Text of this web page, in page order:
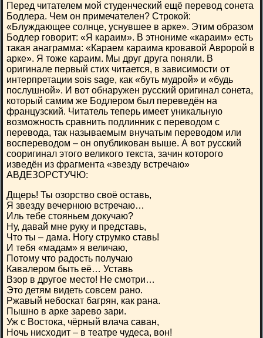
Перед читателем мой студенческий ещё перевод сонета
Бодлера. Чем он примечателен? Строкой:
«Блуждающее солнце, уснувшее в арке». Этим образом
Бодлер говорит: «Я караим». В этнониме «караим» есть
такая анаграмма: «Караем караима кровавой Авророй в
арке». Я тоже караим. Мы друг друга поняли. В
оригинале первый стих читается, в зависимости от
интерпретации sois sage, как «буть мудрой» и «будь
послушной». И вот обнаружен русский оригинал сонета,
который самим же Бодлером был переведён на
французский. Читатель теперь имеет уникальную
возможность сравнить подлинник с переводом с
перевода, так называемым внучатым переводом или
воспереводом – он опубликован выше. А вот русский
сооригинал этого великого текста, зачин которого
изведён из фрагмента «звезду встречаю»
АВДЕЗОРСТУЧЮ:
Дщерь! Ты озорство своё оставь,
Я звезду вечернюю встречаю…
Иль тебе стояньем докучаю?
Ну, давай мне руку и представь,
Что ты – дама. Ногу струмко ставь!
И тебя «мадам» я величаю,
Потому что радость получаю
Кавалером быть её… Уставь
Взор в другое место! Не смотри…
Это детям видеть совсем рано.
Ржавый небоскат багрян, как рана.
Пышно в арке зарево зари.
Уж с Востока, чёрный влача саван,
Ночь нисходит – в театре чудеса, вон!